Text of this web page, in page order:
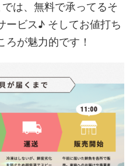
は、無料で承ってるそ
ービス♪ そしてお値打ち
が魅力的です！